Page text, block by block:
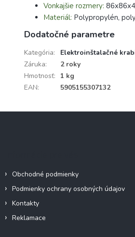
Vonkajšie rozmery:
Materiál: Polypropylén,
Dodatočné parametre
Kategória:
Elektroinštalačné
Záruka:
2 roky
Hmotnosť:
1 kg
EAN: 5905155307132
Obchodné podmienky
Podmienky ochrany osobných údajov
Kontakty
Reklamace